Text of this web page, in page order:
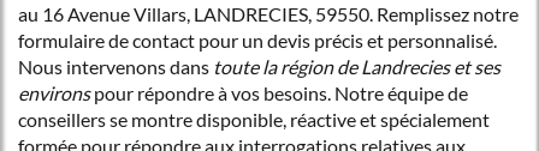
au 16 Avenue Villars, LANDRECIES, 59550. Remplissez notre
formulaire de contact pour un devis précis et personnalisé.
Nous intervenons dans toute la région de Landrecies et ses
environspour répondre à vos besoins. Notre équipe de
conseillers se montre disponible, réactive et spécialement
formée pour répondre aux interrogations relatives aux